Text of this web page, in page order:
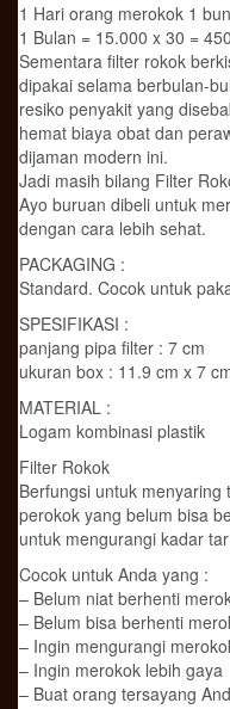
1 Hari orang merokok 1
1 Bulan = 15.000 x 30 =
Sementara filter rokok
dipakai selama berbulan-
resiko penyakit yang
hemat biaya obat dan
dijaman modern ini.
Jadi masih bilang Filter
Ayo buruan dibeli untuk
dengan cara lebih sehat.
PACKAGING :
Standard. Cocok untuk
SPESIFIKASI :
panjang pipa filter : 7 cm
ukuran box : 11.9 cm x 7
MATERIAL :
Logam kombinasi plastik
Filter Rokok
Berfungsi untuk
perokok yang belum bisa
untuk mengurangi kadar
Cocok untuk Anda yang :
– Belum niat berhenti
– Belum bisa berhenti
– Ingin mengurangi
– Ingin merokok lebih gaya
– Buat orang tersayang